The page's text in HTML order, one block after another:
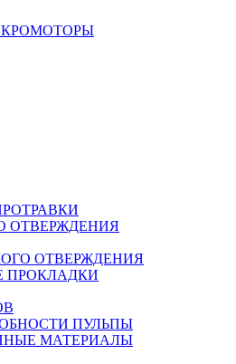
ОТВЕРЖДЕНИЯ
ОТВЕРЖДЕНИЯ
ПРОКЛАДКИ
ПУЛЬПЫ
МАТЕРИАЛЫ